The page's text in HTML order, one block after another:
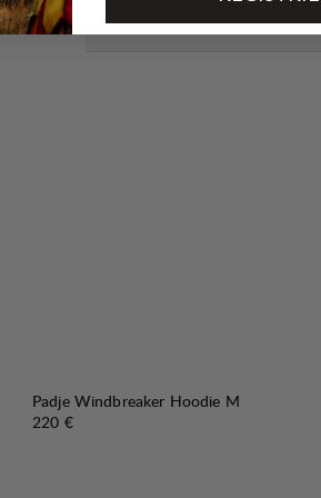
Padje Windbreaker Hoodie M
Preis:
220 €